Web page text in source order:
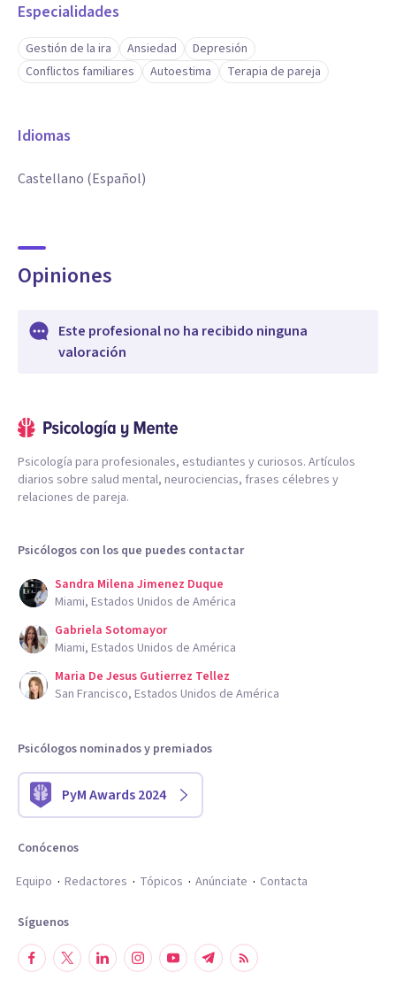
Especialidades
Gestión de la ira Ansiedad
Depresión
Conflictos familiares
Autoestima Terapia de pareja
Idiomas
Castellano (Español)
Opiniones
Este profesional no ha recibido ninguna
valoración
Psicología para profesionales, estudiantes y curiosos. Artículos
diarios sobre salud mental, neurociencias, frases célebres y
relaciones de pareja.
Psicólogos con los que puedes contactar
Sandra Milena Jimenez Duque
Miami, Estados Unidos de América
Gabriela Sotomayor
Miami, Estados Unidos de América
Maria De Jesus Gutierrez Tellez
San Francisco, Estados Unidos de América
Psicólogos nominados y premiados
PyM Awards 2024
Conócenos
Equipo
Redactores Tópicos Anúnciate Contacta
Síguenos